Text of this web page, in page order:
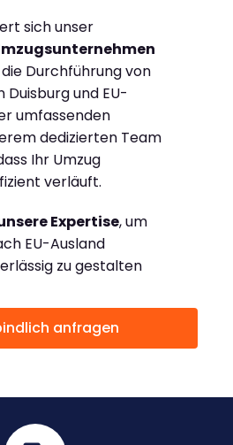
sich unser
Durchführung von
Duisburg und EU-
umfassenden
dedizierten Team
Ihr Umzug
verläuft.
Expertise, um
EU-Ausland
zu gestalten
anfragen